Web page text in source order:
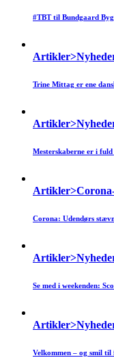
#TBT til Bundgaard
Trine Mittag er ene
Mesterskaberne er i
Corona: Udendørs
Se med i weekenden:
Velkommen – og smil